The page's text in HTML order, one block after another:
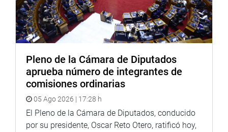
Pleno de la Cámara de Diputados
aprueba número de integrantes de
comisiones ordinarias
05 Ago 2026 | 17:28 h
El Pleno de la Cámara de Diputados, conducido
por su presidente, Oscar Reto Otero, ratificó hoy,